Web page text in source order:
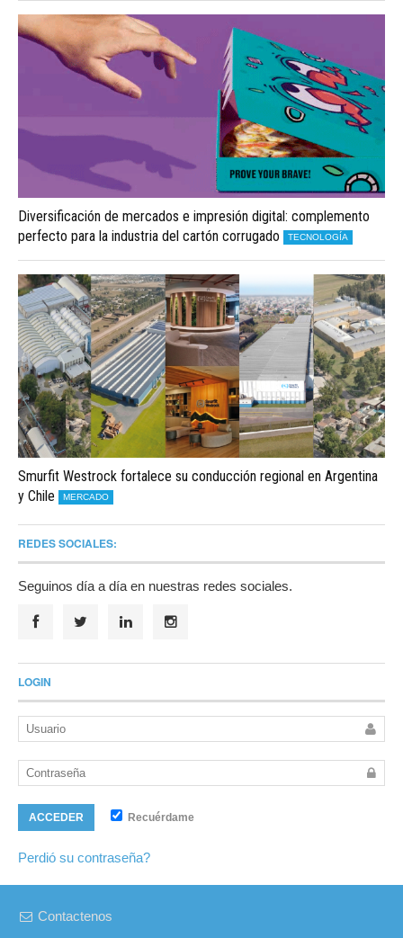
Diversificación de mercados e impresión digital: complemento
perfecto para la industria del cartón corrugado
TECNOLOGÍA
Smurfit Westrock fortalece su conducción regional en Argentina
y Chile
MERCADO
REDES SOCIALES:
Seguinos día a día en nuestras redes sociales.
LOGIN
ACCEDER Recuérdame
Perdió su contraseña?
Contactenos